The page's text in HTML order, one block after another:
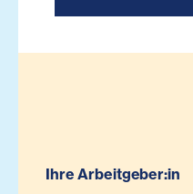
Ihre Arbeitgeber:in